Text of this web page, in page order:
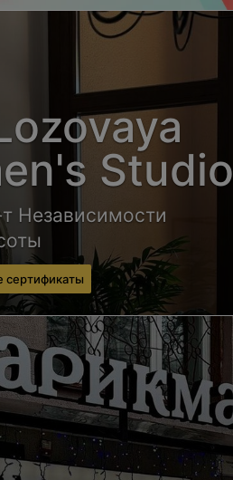
Studio
Независимости
сертификаты